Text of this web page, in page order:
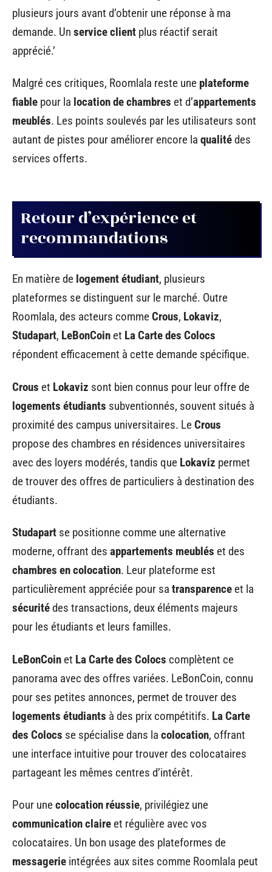
plusieurs jours avant d’obtenir une réponse à ma
demande. Un service client plus réactif serait
apprécié.’
Malgré ces critiques, Roomlala reste une plateforme
fiable pour la location de chambres et d’appartements
meublés. Les points soulevés par les utilisateurs sont
autant de pistes pour améliorer encore la qualitédes
services offerts.
Retour d’expérience et
recommandations
En matière de logement étudiant, plusieurs
plateformes se distinguent sur le marché. Outre
Roomlala, des acteurs commeCrous, Lokaviz,
Studapart, LeBonCoin et La Carte des Colocs
répondent efficacement à cette demande spécifique.
Crous et Lokaviz sont bien connus pour leur offre de
logements étudiants subventionnés, souvent situés à
proximité des campus universitaires. LeCrous
propose des chambres en résidences universitaires
avec des loyers modérés, tandis que Lokaviz permet
de trouver des offres de particuliers à destination des
étudiants.
Studapart se positionne comme une alternative
moderne, offrant des appartements meublés et des
chambres en colocation. Leur plateforme est
particulièrement appréciée pour sa transparence et la
sécuritédes transactions, deux éléments majeurs
pour les étudiants et leurs familles.
LeBonCoin et La Carte des Colocs complètent ce
panorama avec des offres variées. LeBonCoin, connu
pour ses petites annonces, permet de trouver des
logements étudiants à des prix compétitifs. La Carte
des Colocs se spécialise dans la colocation, offrant
une interface intuitive pour trouver des colocataires
partageant les mêmes centres d’intérêt.
Pour unecolocation réussie, privilégiez une
communication claire et régulière avec vos
colocataires. Un bon usage des plateformes de
messagerie intégrées aux sites comme Roomlala peut